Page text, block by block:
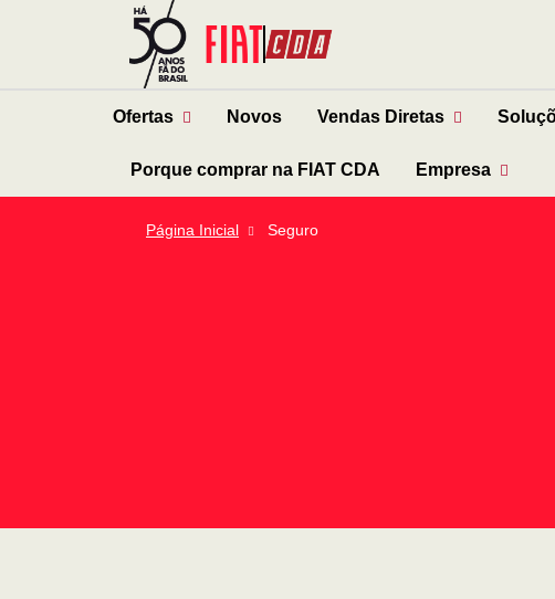
Ofertas Novos Vendas Diretas
Porque comprar na FIAT CDA Empresa
Página Inicial Seguro